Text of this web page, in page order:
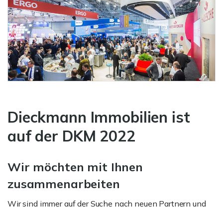
Dieckmann Immobilien ist
auf der DKM 2022
Wir möchten mit Ihnen
zusammenarbeiten
Wir sind immer auf der Suche nach neuen Partnern und